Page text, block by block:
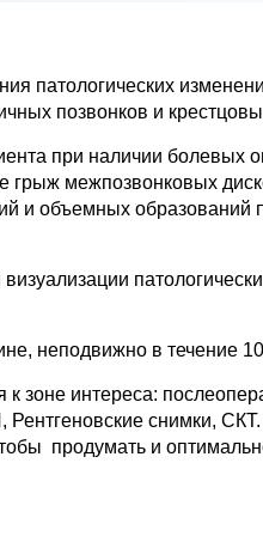
патологических
позвонков и
при наличии болевых
межпозвонковых
и объемных образований
неподвижно в течение
к зоне интереса:
снимки,
продумать и